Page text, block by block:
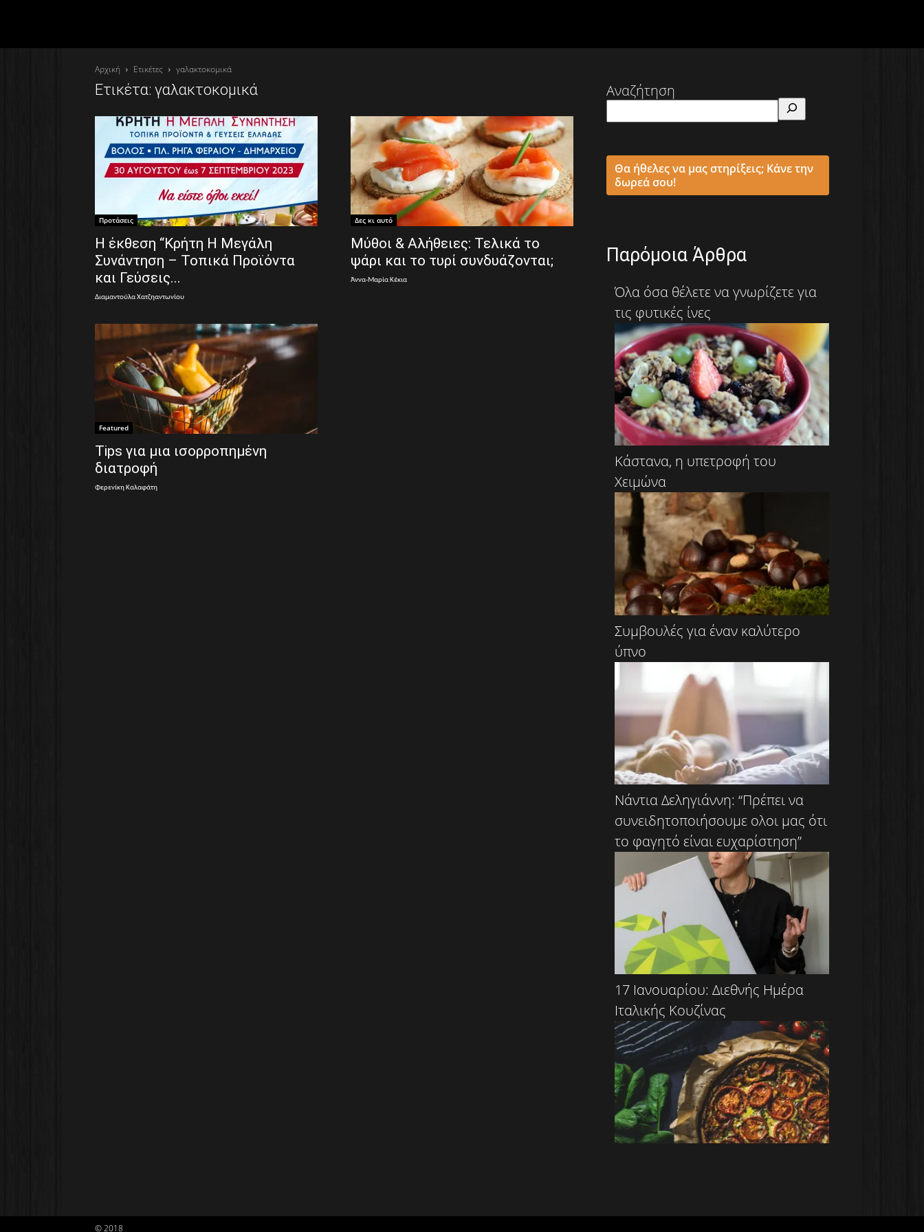
Αρχική Ετικέτες γαλακτοκομικά
Ετικέτα: γαλακτοκομικά
Προτάσεις
Η έκθεση “Κρήτη Η Μεγάλη
Συνάντηση – Τοπικά Προϊόντα
και Γεύσεις...
Διαμαντούλα Χατζηαντωνίου
Δες κι αυτό
Μύθοι & Αλήθειες: Τελικά το
ψάρι και το τυρί συνδυάζονται;
Άννα-Μαρία Κέκια
Featured
Tips για μια ισορροπημένη
διατροφή
Φερενίκη Καλαφάτη
Αναζήτηση
Θα ήθελες να μας στηρίξεις; Κάνε την
δωρεά σου!
Παρόμοια Άρθρα
Όλα όσα θέλετε να γνωρίζετε για
τις φυτικές ίνες
Κάστανα, η υπετροφή του
Χειμώνα
Συμβουλές για έναν καλύτερο
ύπνο
Νάντια Δεληγιάννη: “Πρέπει να
συνειδητοποιήσουμε ολοι μας ότι
το φαγητό είναι ευχαρίστηση”
17 Ιανουαρίου: Διεθνής Ημέρα
Ιταλικής Κουζίνας
© 2018